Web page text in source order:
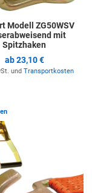
Modell ZG50WSV
mit
Spitzhaken
ab23,10 €
und Transportkosten